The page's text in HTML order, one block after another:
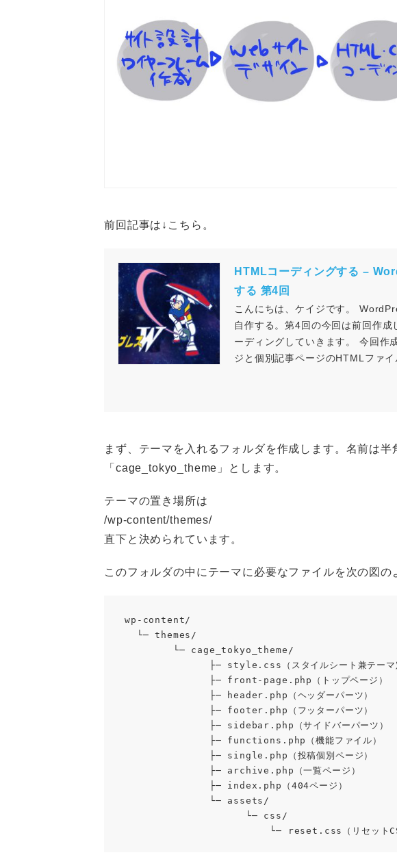
前回記事は↓こちら。
HTMLコーディングする –
する 第4回
こんにちは、ケイジです。
自作する。第4回の今回は前回作成
ーディングしていきます。 今回作
ジと個別記事ページのHTMLファ
まず、テーマを入れるフォルダを作成します。名前は半
「cage_tokyo_theme」とします。
テーマの置き場所は
/wp-content/themes/
直下と決められています。
このフォルダの中にテーマに必要なファイルを次の図の
wp-content/
└─ reset.css（リセッ